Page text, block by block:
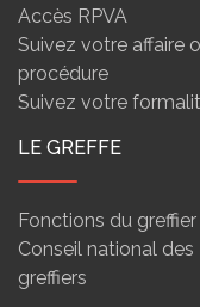
Accès RPVA
Suivez votre affaire
procédure
Suivez votre
LE GREFFE
Fonctions du greffier
Conseil national des
greffiers